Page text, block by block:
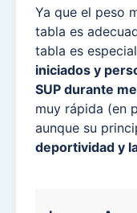
Ya que el peso
tabla es
tabla es
iniciados y
SUP durante
muy rápida (en
aunque su
deportividad y